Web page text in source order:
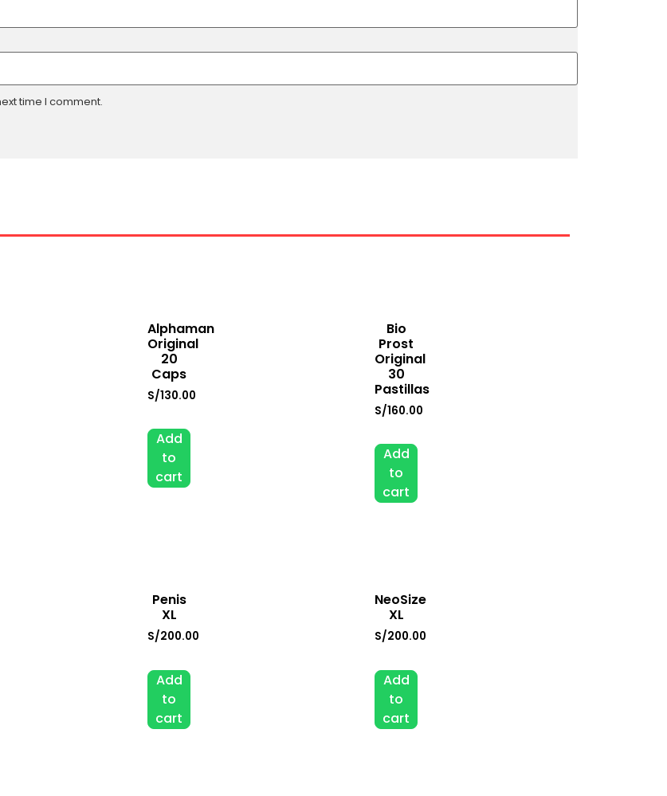
time I comment.
Alphaman
Original
20
Caps
S/130.00
Add
to
cart
Bio
Prost
Original
30
Pastillas
S/160.00
Add
to
cart
Penis
XL
S/200.00
Add
to
cart
NeoSize
XL
S/200.00
Add
to
cart